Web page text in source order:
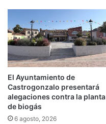
El Ayuntamiento de
Castrogonzalo presentará
alegaciones contra la planta
de biogás
6 agosto, 2026